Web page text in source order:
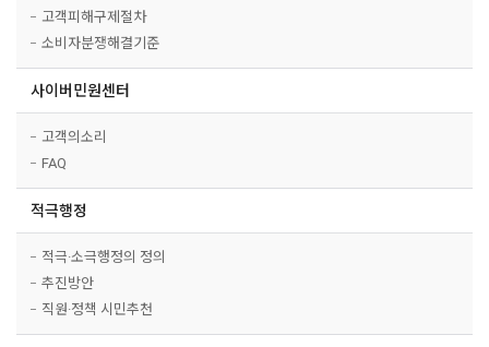
고객피해구제절차
소비자분쟁해결기준
사이버민원센터
고객의소리
FAQ
적극행정
적극·소극행정의 정의
추진방안
직원·정책 시민추천